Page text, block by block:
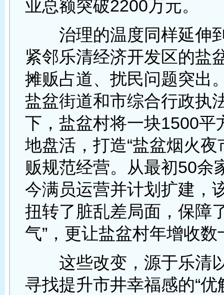
业总额突破2200万元。
治理的温度同样延伸
紧邻乐清经济开发区的盐
摊贩占道、扰民问题突出
盐盆街道和市综合行政执
下，盐盆村将一块1500平
地盘活，打造“盐盆烟火夜
贩规范经营。从最初50余
今满员运营并计划扩建，
扭转了脏乱差局面，保障
气”，更让盐盆村年增收数
这些改变，源于乐清以
寻找提升市井幸福感的“优